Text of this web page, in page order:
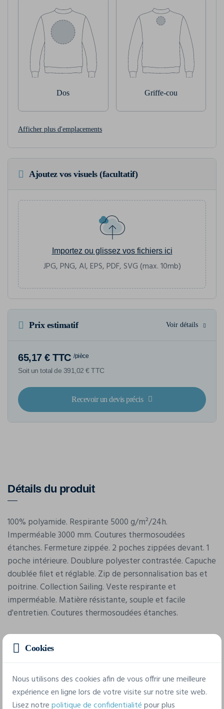
Dos Griffe-cou
Afficher plus d'emplacements
Ajoutez vos visuels (facultatif)
Importez ou glissez vos fichiers ici
JPG, PNG, AI, EPS, PDF, SVG (max. 10mb)
Prix estimatif Voir détails
65,17 € TTC /pièce
Soit un total de 391,02 € TTC
Recevoir un devis précis
Détails du produit
100% polyamide. Respirante 5000 g/m²/24h.
Imperméable 3000 mm. Coutures thermosoudées
étanches. Fermeture zippée. 2 poches zippées devant. 1
poche intérieure. Doublure polyester contrastée. Capuche
doublée filet et réglable. Zip de personnalisation bas et
poitrine. Collection Sailing. Veste respirante et
imperméable. Matière résistante, souple et facile
d'entretien. Coutures thermosoudées étanches.
Caractéristiques
Cookies
Nous utilisons des cookies afin de vous offrir une meilleure
expérience en ligne lors de votre visite sur notre site web.
Lisez notrepolitique de confidentialitépour plus